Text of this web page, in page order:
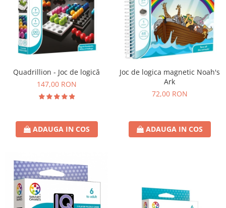
Quadrillion - Joc de logică
147,00 RON
ADAUGA IN COS
Joc de logica magnetic Noah's
Ark
72,00 RON
ADAUGA IN COS